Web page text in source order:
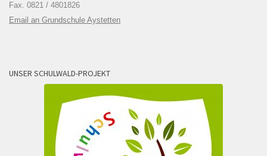
Fax. 0821 / 4801826
Email an Grundschule Aystetten
UNSER SCHULWALD-PROJEKT